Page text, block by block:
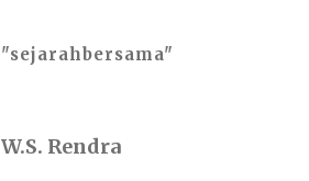
"sejarahbersama"
W.S. Rendra